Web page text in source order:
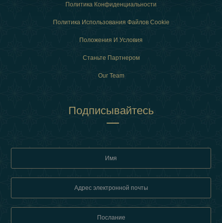
Политика Конфиденциальности
Политика Использования Файлов Cookie
Положения И Условия
Станьте Партнером
Our Team
Подписывайтесь